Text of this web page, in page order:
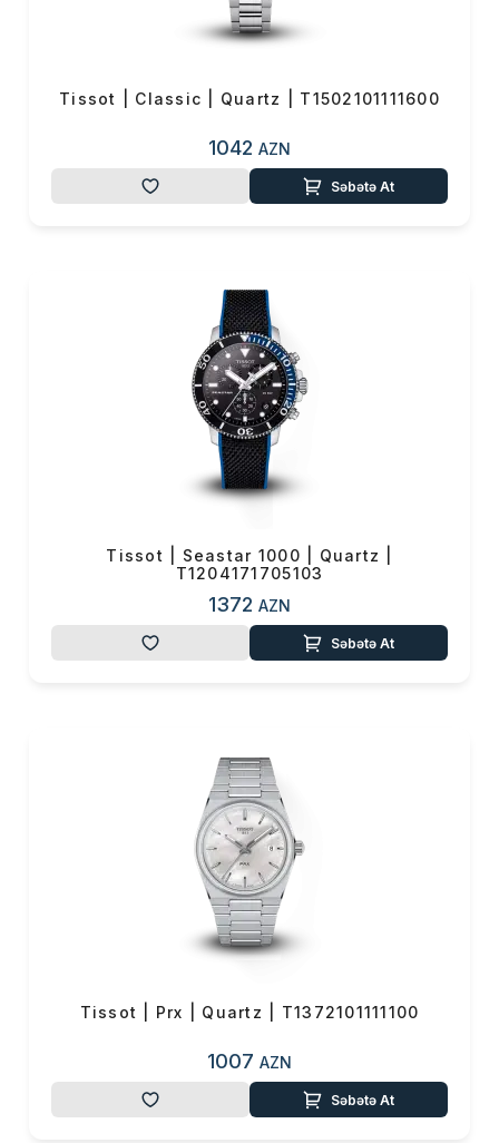
Tissot | Classic | Quartz | T1502101111600
1042 AZN
Səbətə At
Tissot | Seastar 1000 | Quartz |
T1204171705103
1372 AZN
Səbətə At
Tissot | Prx | Quartz | T1372101111100
1007 AZN
Səbətə At
Yekun məbləğ 0 ₼
Alış-verişə davam et
OK